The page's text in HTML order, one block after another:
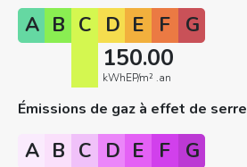
A B C D E F G
150.00
kWhEP/m² .an
Émissions de gaz à effet de serre
A B C D E F G